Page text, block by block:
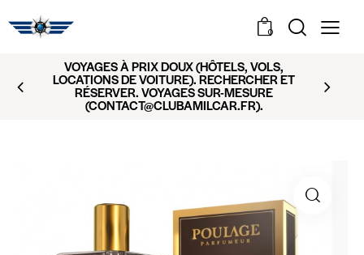
0
VOYAGES À PRIX DOUX (HÔTELS, VOLS,
LOCATIONS DE VOITURE). RECHERCHER ET
RÉSERVER. VOYAGES SUR-MESURE
(CONTACT@CLUBAMILCAR.FR).